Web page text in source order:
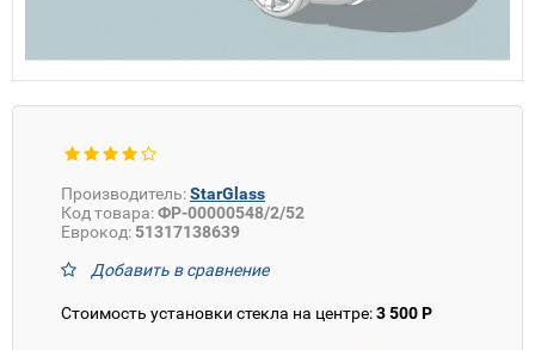
Производитель:StarGlass
Код товара:ФР-00000548/2/52
Еврокод: 51317138639
Добавить в сравнение
Стоимость установки стекла на центре:3 500 Р